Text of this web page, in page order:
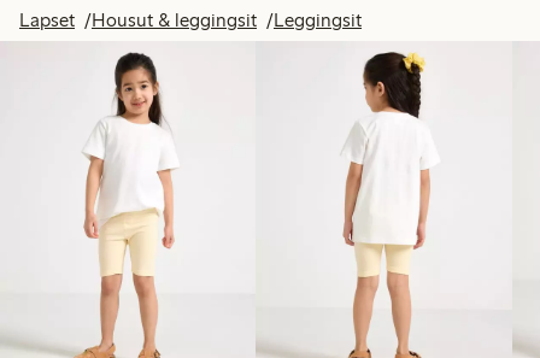
Lapset Housut & leggingsit LeggingsitTuotteet kuvassa